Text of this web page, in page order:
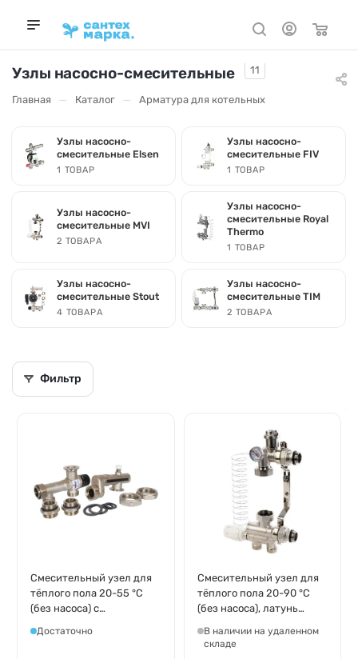
Узлы насосно-смесительные 11
Главная — Каталог — Арматура для котельных
Узлы насосно-
смесительные Elsen
1 ТОВАР
Узлы насосно-
смесительные FIV
1 ТОВАР
Узлы насосно-
смесительные MVI
2 ТОВАРА
Узлы насосно-
смесительные Royal
Thermo
1 ТОВАР
Узлы насосно-
смесительные Stout
4 ТОВАРА
Узлы насосно-
смесительные TIM
2 ТОВАРА
Фильтр
Смесительный узел для
тёплого пола 20-55 °С
(без насоса) с
клапаном, латунь
Достаточно
Смесительный узел для
тёплого пола 20-90 °C
(без насоса), латунь
AquaHit MU.301.06
В наличии на удаленном
складе